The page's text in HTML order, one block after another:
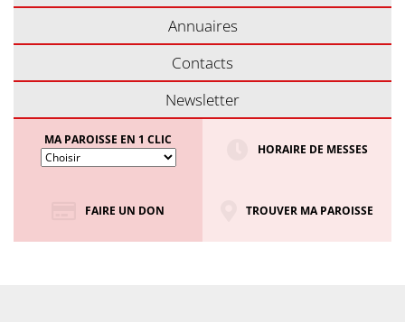
Annuaires
Contacts
Newsletter
MA PAROISSE EN 1 CLIC
HORAIRE DE MESSES
FAIRE UN DON TROUVER MA PAROISSE